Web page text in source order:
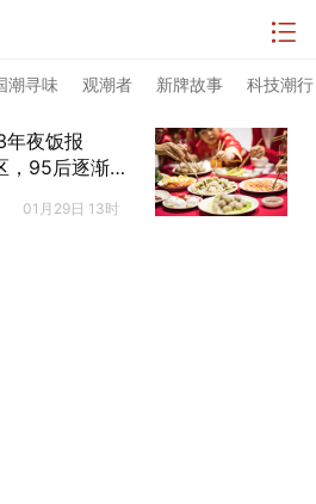
潮寻味 观潮者 新牌故事 科技潮行
夜饭报
，95后逐渐
01月29日 13时